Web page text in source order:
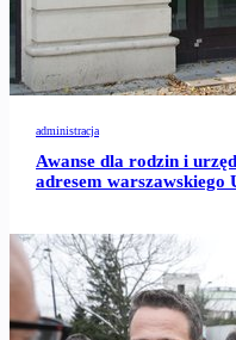
administracja
Awanse dla rodzin i
adresem warszawskiego